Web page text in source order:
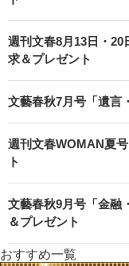
週刊文春8月13日・
求＆プレゼント
文藝春秋7月号「遺言
週刊文春WOMAN夏
ト
文藝春秋9月号「金融
＆プレゼント
おすすめ一覧